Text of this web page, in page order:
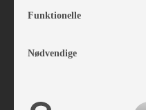
Isabella Annex Grey 250
Funktionelle
Nødvendige